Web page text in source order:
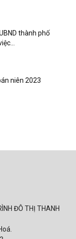
thành phố
niên 2023
ĐÔ THỊ THANH